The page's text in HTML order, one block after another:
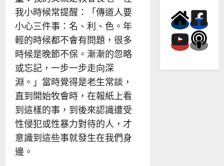
我小時候常提醒：「傳道人要
小心三件事：名、利、色。年
輕的時候都不會有問題，很多
時候是晚節不保。漸漸的忽略
或忘記，一步一步走向深
淵。」當時覺得是老生常談，
直到開始牧會時，在報紙上看
到這樣的事，到後來認識遭受
性侵犯或性暴力對待的人，才
意識到這些事就發生在我們身
邊。